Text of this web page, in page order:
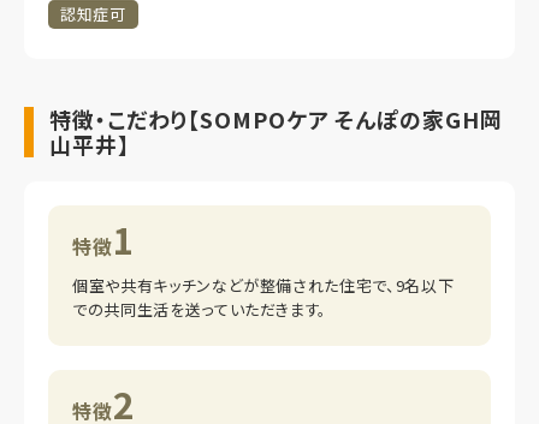
認知症可
特徴・こだわり【SOMPOケア そんぽの家GH岡
山平井】
特徴1
個室や共有キッチンなどが整備された住宅で、9名以下
での共同生活を送っていただきます。
特徴2